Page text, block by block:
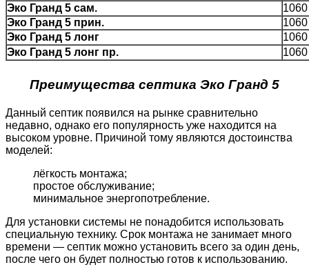
Эко Гранд 5 сам.
1060
Эко Гранд 5 прин.
1060
Эко Гранд 5 лонг
1060
Эко Гранд 5 лонг пр. 1060
Преимущества септика Эко Гранд 5
Данный септик появился на рынке сравнительно
недавно, однако его популярность уже находится на
высоком уровне. Причиной тому являются достоинства
моделей:
лёгкость монтажа;
простое обслуживание;
минимальное энергопотребление.
Для установки системы не понадобится использовать
специальную технику. Срок монтажа не занимает много
времени — септик можно установить всего за один день,
после чего он будет полностью готов к использованию.